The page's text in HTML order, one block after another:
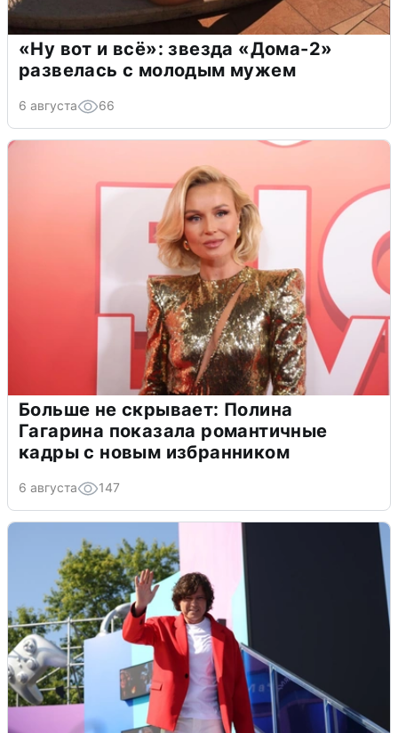
«Ну вот и всё»: звезда «Дома-2»
развелась с молодым мужем
6 августа 66
Больше не скрывает: Полина
Гагарина показала романтичные
кадры с новым избранником
6 августа 147